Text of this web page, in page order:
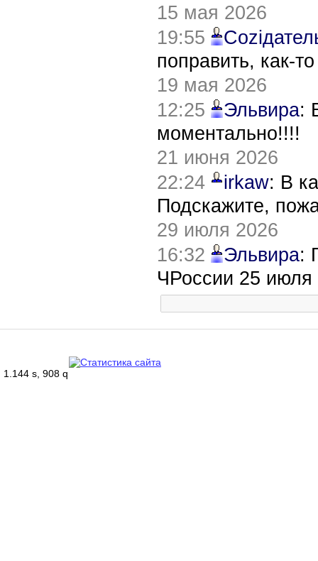
15 мая 2026
19:55
поправить, как-
19 мая 2026
12:25
Эльвира:
моментально!!!!
21 июня 2026
22:24
irkaw: В
Подскажите,
29 июля 2026
16:32
Эльвира:
ЧРоссии 25 июля
1.144 s, 908 q